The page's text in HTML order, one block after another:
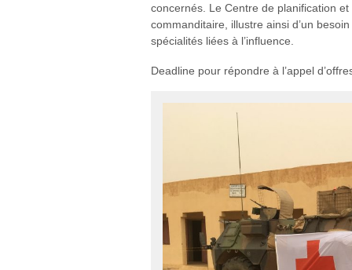
concernés. Le Centre de planification
commanditaire, illustre ainsi d’un
spécialités liées à l’influence.
Deadline pour répondre à l’appel